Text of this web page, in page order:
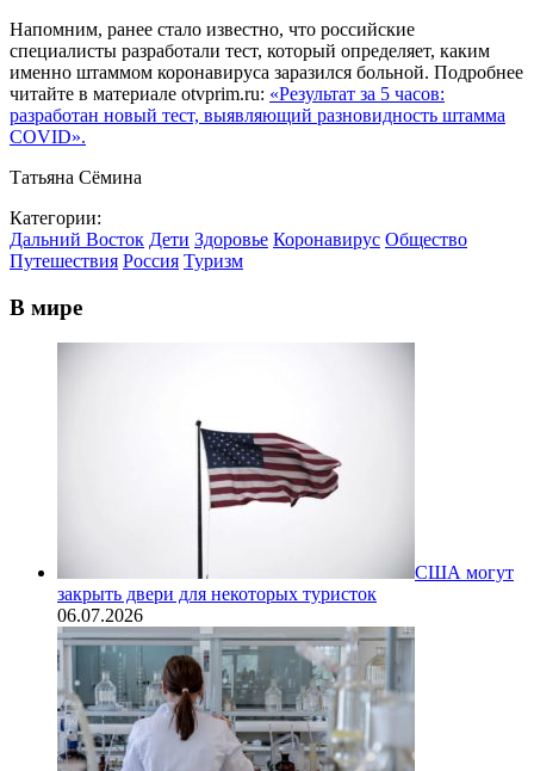
Напомним, ранее стало известно, что российские
специалисты разработали тест, который определяет, каким
именно штаммом коронавируса заразился больной. Подробнее
читайте в материале otvprim.ru: «Результат за 5 часов:
разработан новый тест, выявляющий разновидность штамма
COVID».
Татьяна Сёмина
Категории:
Дальний Восток Дети Здоровье Коронавирус Общество
Путешествия Россия Туризм
В мире
США могут
закрыть двери для некоторых туристок
06.07.2026